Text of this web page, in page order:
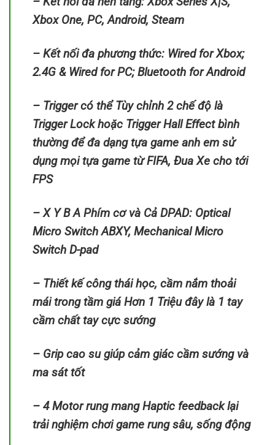
Xbox One, PC, Android, Steam
– Kết nối đa phương thức: Wired for Xbox;
2.4G & Wired for PC; Bluetooth for Android
– Trigger có thể Tùy chỉnh 2 chế độ là
Trigger Lock hoặc Trigger Hall Effect bình
thường để đa dạng tựa game anh em sử
dụng mọi tựa game từ FIFA, Đua Xe cho tới
FPS
– X Y B A Phím cơ và Cả DPAD: Optical
Micro Switch ABXY, Mechanical Micro
Switch D-pad
– Thiết kế công thái học, cầm nắm thoải
mái trong tầm giá Hơn 1 Triệu đây là 1 tay
cầm chất tay cực sướng
– Grip cao su giúp cảm giác cầm sướng và
ma sát tốt
– 4 Motor rung mang Haptic feedback lại
trải nghiệm chơi game rung sâu, sống động